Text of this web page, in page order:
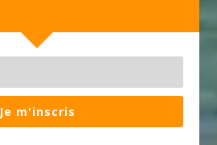
Je m'inscris